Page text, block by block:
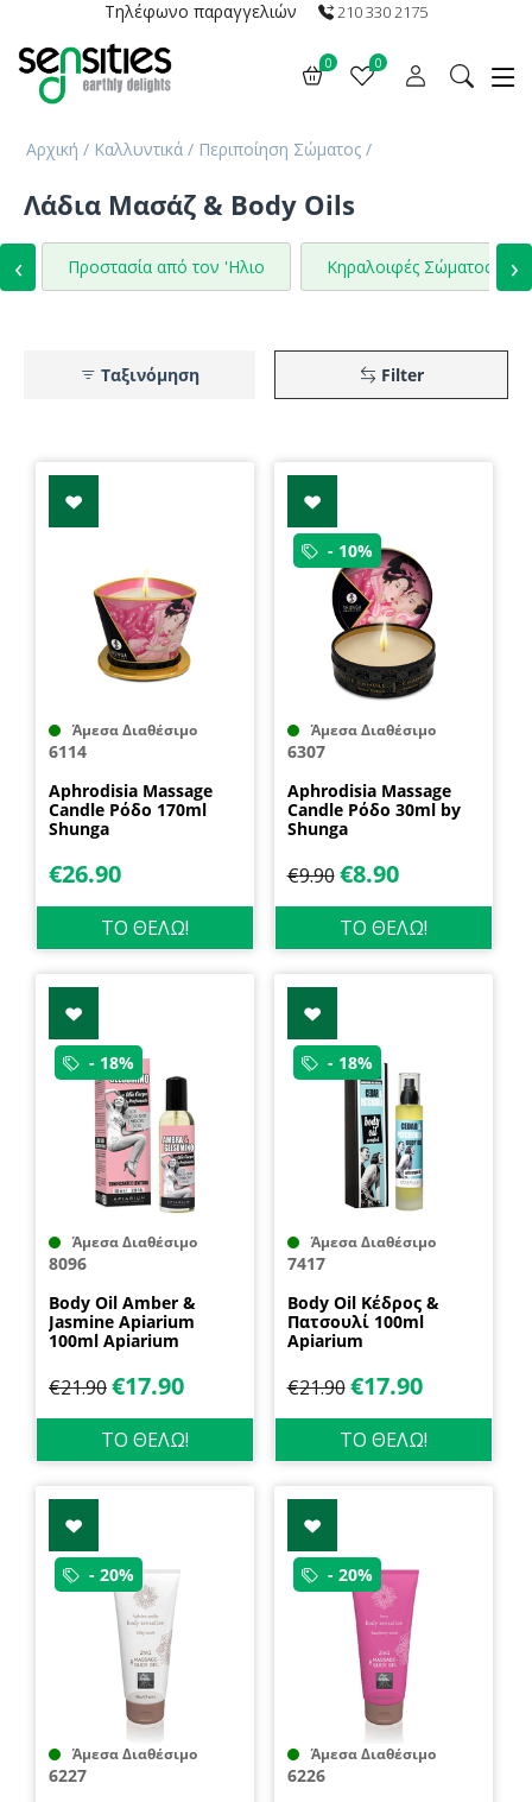
Τηλέφωνο παραγγελιών 210 330 2175
0 0
Αρχική / Καλλυντικά / Περιποίηση Σώματος /
Λάδια Μασάζ & Body Oils
‹ Προστασία από τον 'Ηλιο Κηραλοιφές Σώματος ›
Filter
Ταξινόμηση
Άμεσα Διαθέσιμο
6114
Aphrodisia Massage
Candle Ρόδο 170ml
Shunga
€26.90
ΤΟ ΘΕΛΩ!
- 10%
Άμεσα Διαθέσιμο
6307
Aphrodisia Massage
Candle Ρόδο 30ml by
Shunga
€9.90 €8.90
ΤΟ ΘΕΛΩ!
- 18%
Άμεσα Διαθέσιμο
8096
Body Oil Amber &
Jasmine Apiarium
100ml Apiarium
€21.90€17.90
ΤΟ ΘΕΛΩ!
- 18%
Άμεσα Διαθέσιμο
7417
Body Oil Κέδρος &
Πατσουλί 100ml
Apiarium
€21.90 €17.90
ΤΟ ΘΕΛΩ!
- 20%
Άμεσα Διαθέσιμο
6227
- 20%
Άμεσα Διαθέσιμο
6226